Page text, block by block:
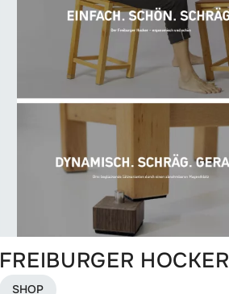
FREIBURGER HOCKER
SHOP